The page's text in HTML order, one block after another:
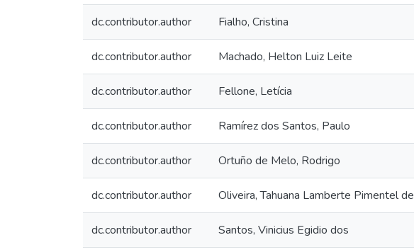
dc.contributor.author Fialho, Cristina
dc.contributor.author Machado, Helton Luiz Leite
dc.contributor.author Fellone, Letícia
dc.contributor.author Ramírez dos Santos, Paulo
dc.contributor.author Ortuño de Melo, Rodrigo
dc.contributor.author Oliveira, Tahuana Lamberte Pimentel de
dc.contributor.author Santos, Vinicius Egidio dos